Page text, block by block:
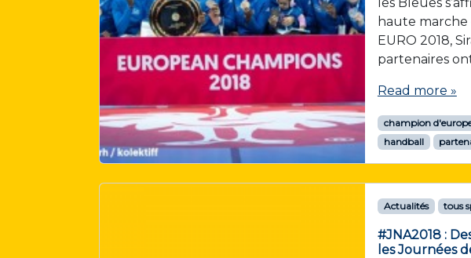
haute marche
EURO 2018,
partenaires
Read more »
champion
handball
Actualités tous
#JNA2018 :
les Journées